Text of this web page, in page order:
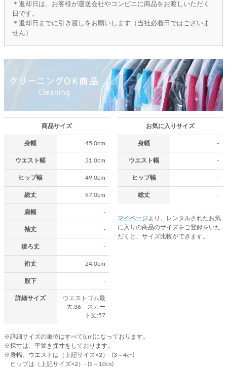
＊返却日は、お客様が運送会社やコンビニに商品をお渡しいただく
日です。
＊返却日までに引き渡しをお願いします（当社必着日ではございま
せん）
商品サイズ
身幅 45.0cm
ウエスト幅 31.0cm
ヒップ幅 49.0cm
総丈 97.0cm
肩幅 -
袖丈 -
後ろ丈 -
裄丈 24.0cm
股下 -
詳細サイズ
ウエストゴム最
大:36 スカー
ト丈:57
お気に入りサイズ
身幅 -
ウエスト幅 -
ヒップ幅 -
総丈 -
マイページ より、レンタルされたお気
に入りの商品のサイズをご登録をいた
だくと、サイズ比較ができます。
※詳細サイズの単位はすべて(cm)になっております。
※採寸は、平置き採寸をしております。
※身幅、ウエストは（上記サイズ×2）- (3～4㎝)
ヒップは（上記サイズ×2）- (5～10㎝)